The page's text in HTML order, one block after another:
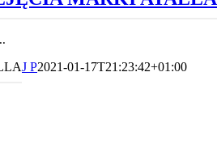
J P2021-01-17T21:23:42+01:00